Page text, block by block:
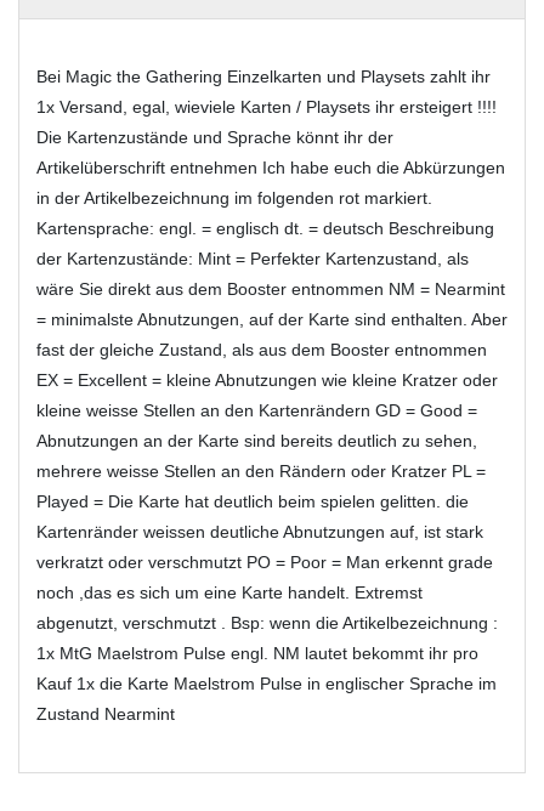
Bei Magic the Gathering Einzelkarten und Playsets zahlt ihr
1x Versand, egal, wieviele Karten / Playsets ihr ersteigert !!!!
Die Kartenzustände und Sprache könnt ihr der
Artikelüberschrift entnehmen Ich habe euch die Abkürzungen
in der Artikelbezeichnung im folgenden rot markiert.
Kartensprache: engl. = englisch dt. = deutsch Beschreibung
der Kartenzustände: Mint = Perfekter Kartenzustand, als
wäre Sie direkt aus dem Booster entnommen NM = Nearmint
= minimalste Abnutzungen, auf der Karte sind enthalten. Aber
fast der gleiche Zustand, als aus dem Booster entnommen
EX = Excellent = kleine Abnutzungen wie kleine Kratzer oder
kleine weisse Stellen an den Kartenrändern GD = Good =
Abnutzungen an der Karte sind bereits deutlich zu sehen,
mehrere weisse Stellen an den Rändern oder Kratzer PL =
Played = Die Karte hat deutlich beim spielen gelitten. die
Kartenränder weissen deutliche Abnutzungen auf, ist stark
verkratzt oder verschmutzt PO = Poor = Man erkennt grade
noch ,das es sich um eine Karte handelt. Extremst
abgenutzt, verschmutzt . Bsp: wenn die Artikelbezeichnung :
1x MtG Maelstrom Pulse engl. NM lautet bekommt ihr pro
Kauf 1x die Karte Maelstrom Pulse in englischer Sprache im
Zustand Nearmint